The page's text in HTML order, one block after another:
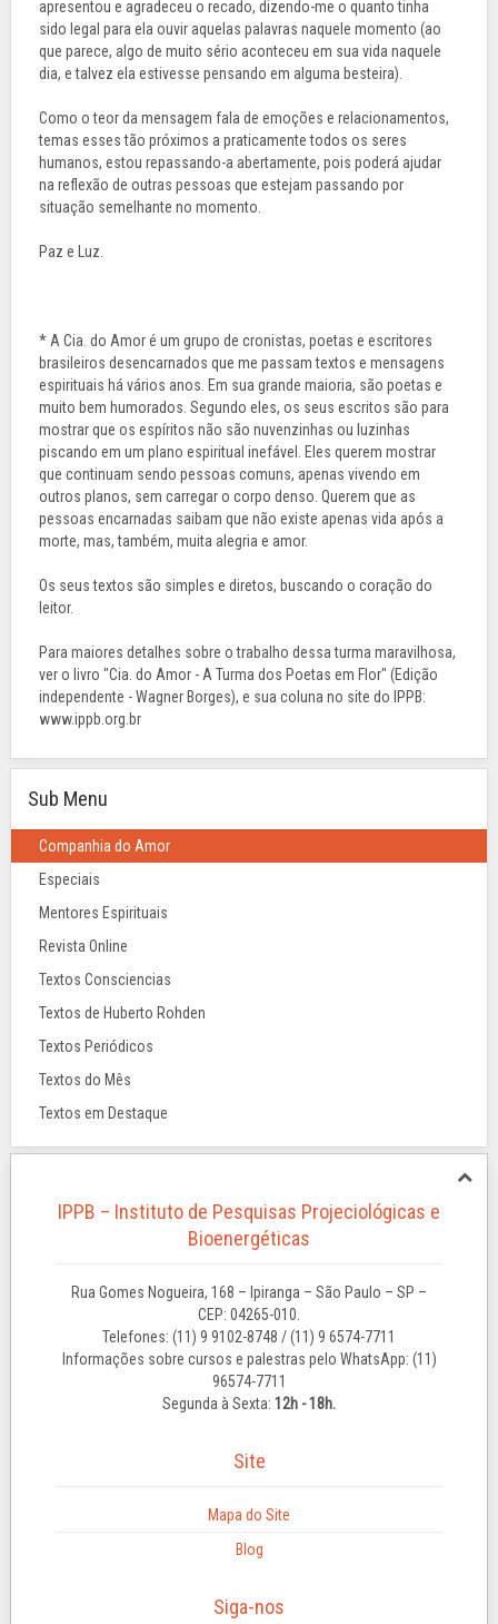
apresentou e agradeceu o recado, dizendo-me o quanto tinha
sido legal para ela ouvir aquelas palavras naquele momento (ao
que parece, algo de muito sério aconteceu em sua vida naquele
dia, e talvez ela estivesse pensando em alguma besteira).
Como o teor da mensagem fala de emoções e relacionamentos,
temas esses tão próximos a praticamente todos os seres
humanos, estou repassando-a abertamente, pois poderá ajudar
na reflexão de outras pessoas que estejam passando por
situação semelhante no momento.
Paz e Luz.
* A Cia. do Amor é um grupo de cronistas, poetas e escritores
brasileiros desencarnados que me passam textos e mensagens
espirituais há vários anos. Em sua grande maioria, são poetas e
muito bem humorados. Segundo eles, os seus escritos são para
mostrar que os espíritos não são nuvenzinhas ou luzinhas
piscando em um plano espiritual inefável. Eles querem mostrar
que continuam sendo pessoas comuns, apenas vivendo em
outros planos, sem carregar o corpo denso. Querem que as
pessoas encarnadas saibam que não existe apenas vida após a
morte, mas, também, muita alegria e amor.
Os seus textos são simples e diretos, buscando o coração do
leitor.
Para maiores detalhes sobre o trabalho dessa turma maravilhosa,
ver o livro "Cia. do Amor - A Turma dos Poetas em Flor" (Edição
independente - Wagner Borges), e sua coluna no site do IPPB:
www.ippb.org.br
Sub Menu
Companhia do Amor
Especiais
Mentores Espirituais
Revista Online
Textos Consciencias
Textos de Huberto Rohden
Textos Periódicos
Textos do Mês
Textos em Destaque
IPPB – Instituto de Pesquisas Projeciológicas e
Bioenergéticas
Rua Gomes Nogueira, 168 – Ipiranga – São Paulo – SP –
CEP: 04265-010.
Telefones: (11) 9 9102-8748 / (11) 9 6574-7711
Informações sobre cursos e palestras pelo WhatsApp: (11)
96574-7711
Segunda à Sexta: 12h - 18h.
Site
Mapa do Site
Blog
Siga-nos